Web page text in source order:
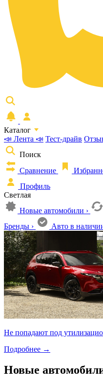
Каталог
📣 Лента 📣 Тест-драйв
Поиск
Сравнение
Профиль
Светлая
Новые автомобили ›
Бренды › Авто в
Не попадают под
Подробнее →
Новые